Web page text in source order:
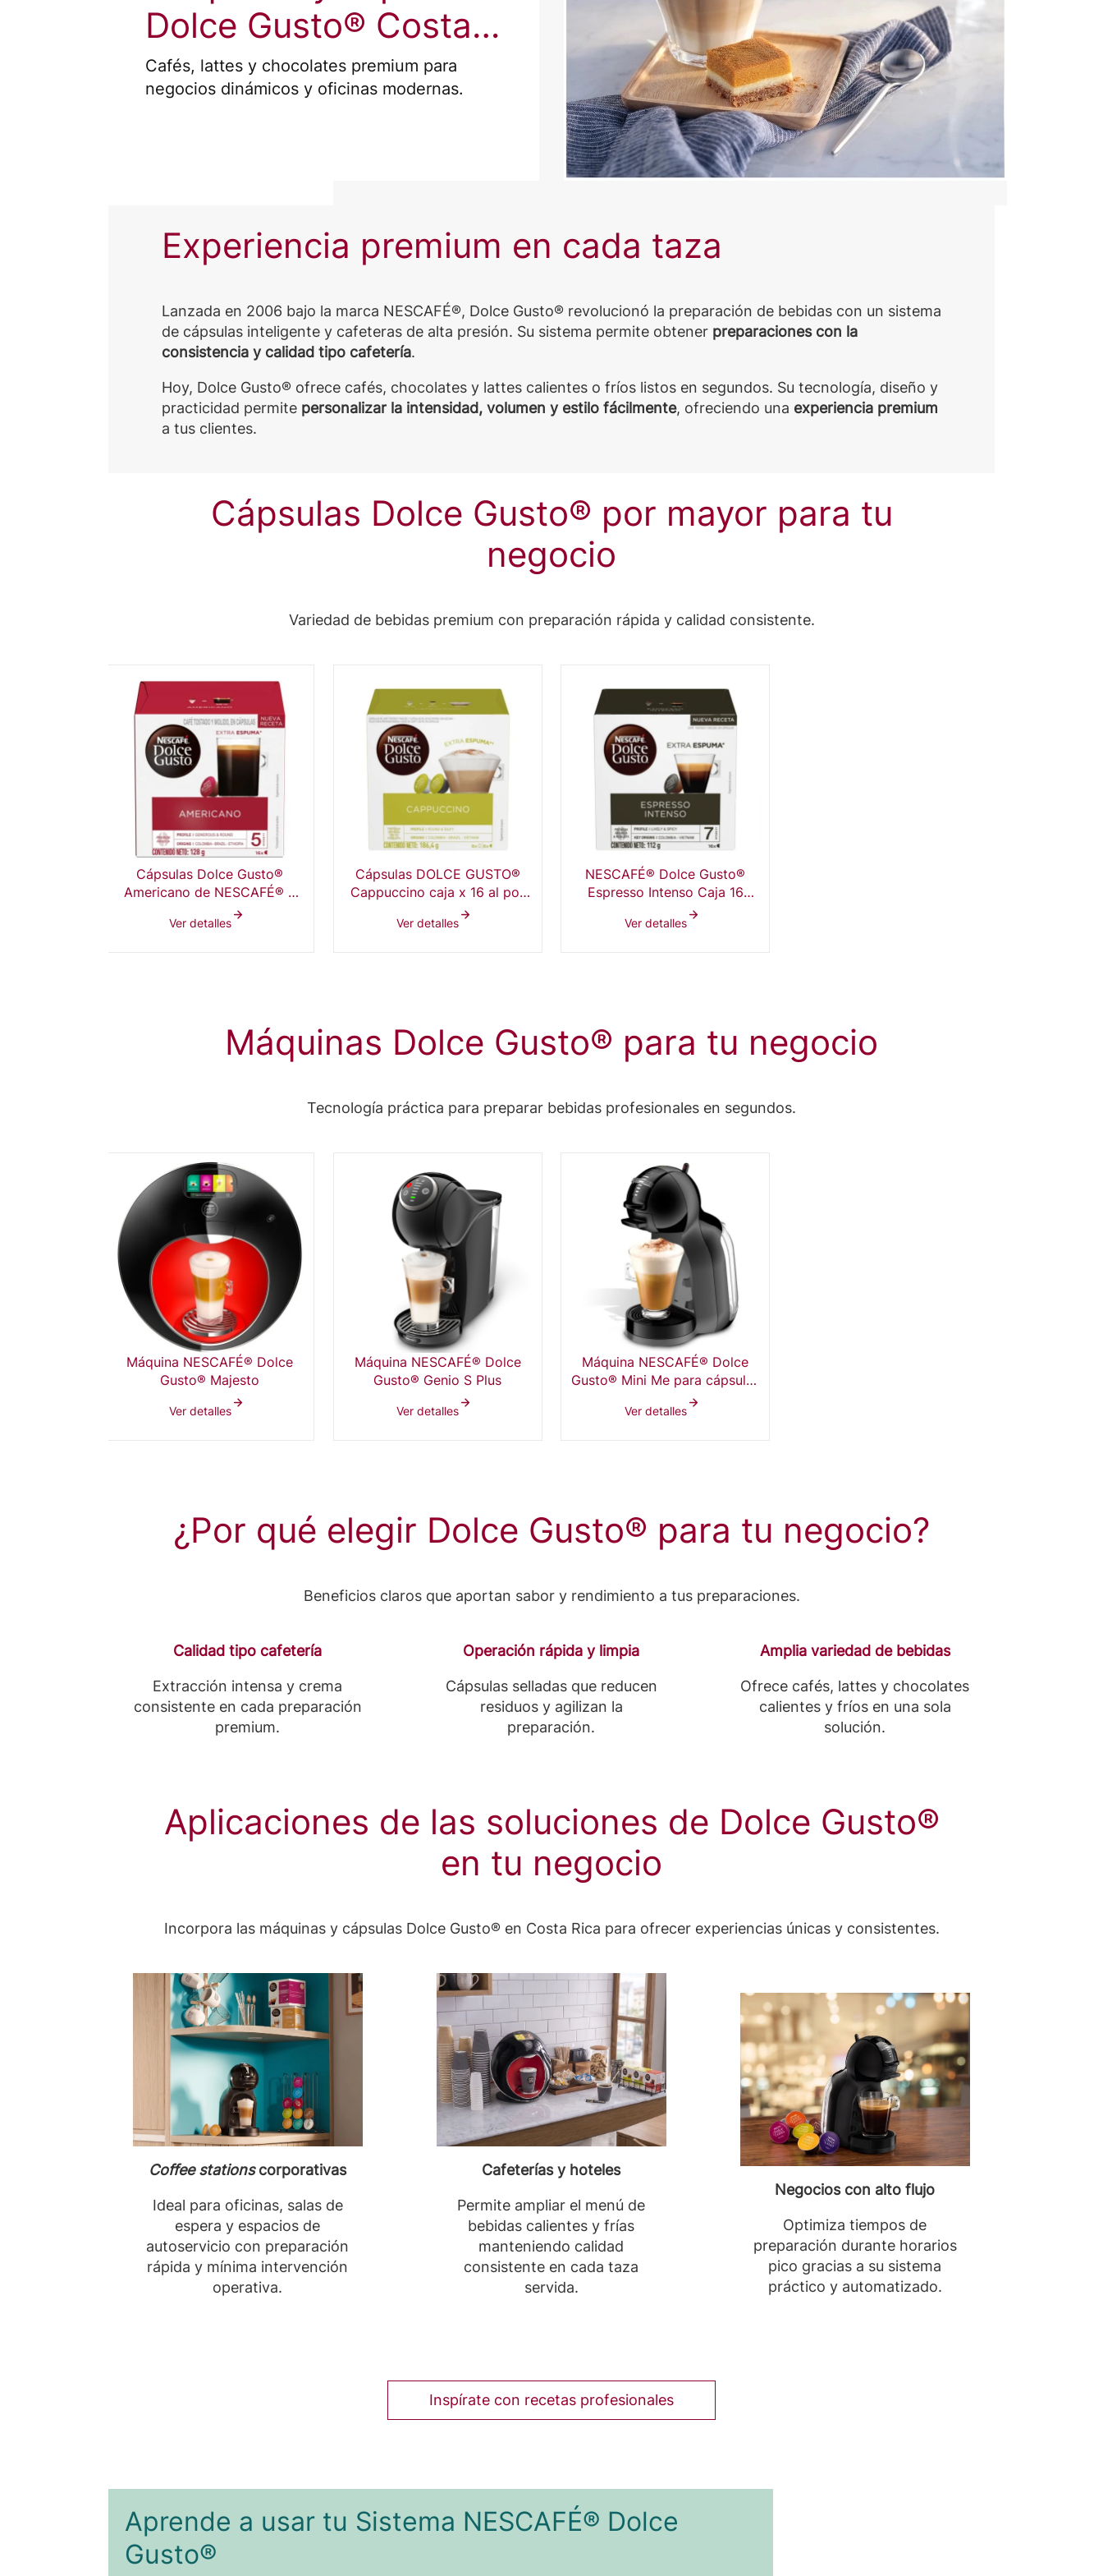
Dolce Gusto® Costa
Rica
Cafés, lattes y chocolates premium para
negocios dinámicos y oficinas modernas.
Experiencia premium en cada taza
Lanzada en 2006 bajo la marca NESCAFÉ®, Dolce Gusto® revolucionó la preparación de bebidas con un sistema
de cápsulas inteligente y cafeteras de alta presión. Su sistema permite obtener preparaciones con la
consistencia y calidad tipo cafetería.
Hoy, Dolce Gusto® ofrece cafés, chocolates y lattes calientes o fríos listos en segundos. Su tecnología, diseño y
practicidad permite personalizar la intensidad, volumen y estilo fácilmente, ofreciendo una experiencia premium
a tus clientes.
Cápsulas Dolce Gusto® por mayor para tu
negocio
Variedad de bebidas premium con preparación rápida y calidad consistente.
Cápsulas Dolce Gusto®
Americano de NESCAFÉ® 3
cajas (16 capx136 g)
Ver detalles
Cápsulas DOLCE GUSTO®
Cappuccino caja x 16 al por
Ver detalles
NESCAFÉ® Dolce Gusto®
Espresso Intenso Caja 16
Cápsulas
Ver detalles
Máquinas Dolce Gusto® para tu negocio
Tecnología práctica para preparar bebidas profesionales en segundos.
Máquina NESCAFÉ® Dolce
Gusto® Majesto
Ver detalles
Máquina NESCAFÉ® Dolce
Gusto® Genio S Plus
Ver detalles
Máquina NESCAFÉ® Dolce
Gusto® Mini Me para cápsulas
Ver detalles
¿Por qué elegir Dolce Gusto® para tu negocio?
Beneficios claros que aportan sabor y rendimiento a tus preparaciones.
Calidad tipo cafetería
Extracción intensa y crema
consistente en cada preparación
premium.
Operación rápida y limpia
Cápsulas selladas que reducen
residuos y agilizan la
preparación.
Amplia variedad de bebidas
Ofrece cafés, lattes y chocolates
calientes y fríos en una sola
solución.
Aplicaciones de las soluciones de Dolce Gusto®
en tu negocio
Incorpora las máquinas y cápsulas Dolce Gusto® en Costa Rica para ofrecer experiencias únicas y consistentes.
Coffee stationscorporativas
Ideal para oficinas, salas de
espera y espacios de
autoservicio con preparación
rápida y mínima intervención
operativa.
Cafeterías y hoteles
Permite ampliar el menú de
bebidas calientes y frías
manteniendo calidad
consistente en cada taza
servida.
Negocios con alto flujo
Optimiza tiempos de
preparación durante horarios
pico gracias a su sistema
práctico y automatizado.
Inspírate con recetas profesionales
Aprende a usar tu Sistema NESCAFÉ® Dolce
Gusto®